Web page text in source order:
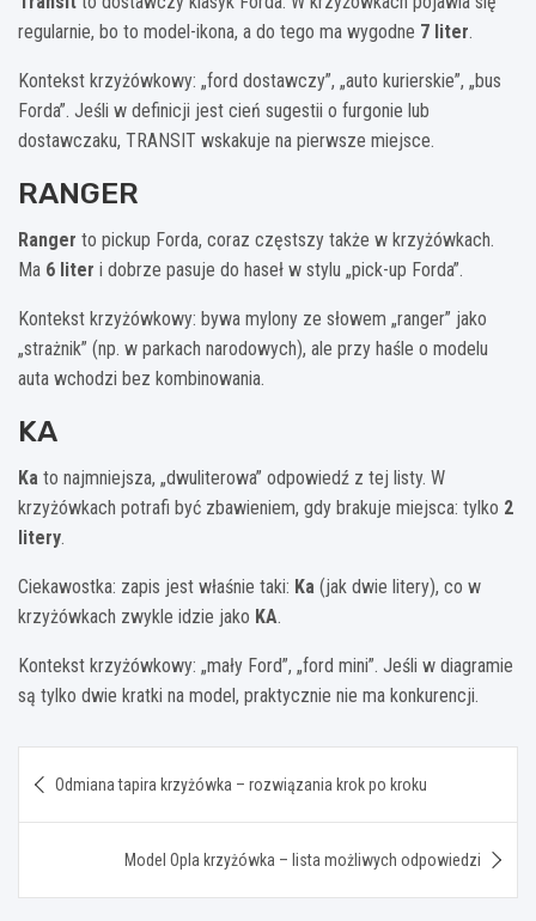
regularnie, bo to model-ikona, a do tego ma wygodne 7 liter.
Kontekst krzyżówkowy: „ford dostawczy”, „auto kurierskie”, „bus
Forda”. Jeśli w definicji jest cień sugestii o furgonie lub
dostawczaku, TRANSIT wskakuje na pierwsze miejsce.
RANGER
Ranger to pickup Forda, coraz częstszy także w krzyżówkach.
Ma 6 liter i dobrze pasuje do haseł w stylu „pick-up Forda”.
Kontekst krzyżówkowy: bywa mylony ze słowem „ranger” jako
„strażnik” (np. w parkach narodowych), ale przy haśle o modelu
auta wchodzi bez kombinowania.
KA
Ka to najmniejsza, „dwuliterowa” odpowiedź z tej listy. W
krzyżówkach potrafi być zbawieniem, gdy brakuje miejsca: tylko 2
litery.
Ciekawostka: zapis jest właśnie taki: Ka (jak dwie litery), co w
krzyżówkach zwykle idzie jako KA.
Kontekst krzyżówkowy: „mały Ford”, „ford mini”. Jeśli w diagramie
są tylko dwie kratki na model, praktycznie nie ma konkurencji.
wpisu
Odmiana tapira krzyżówka – rozwiązania krok po kroku
Model Opla krzyżówka – lista możliwych odpowiedzi